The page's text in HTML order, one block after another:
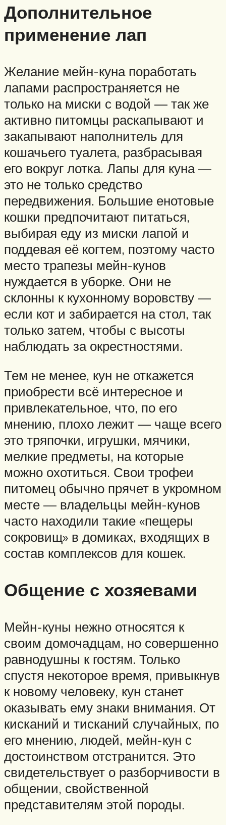
Дополнительное
применение лап
Желание мейн-куна поработать
лапами распространяется не
только на миски с водой — так же
активно питомцы раскапывают и
закапывают наполнитель для
кошачьего туалета, разбрасывая
его вокруг лотка. Лапы для куна —
это не только средство
передвижения. Большие енотовые
кошки предпочитают питаться,
выбирая еду из миски лапой и
поддевая её когтем, поэтому часто
место трапезы мейн-кунов
нуждается в уборке. Они не
склонны к кухонному воровству —
если кот и забирается на стол, так
только затем, чтобы с высоты
наблюдать за окрестностями.
Тем не менее, кун не откажется
приобрести всё интересное и
привлекательное, что, по его
мнению, плохо лежит — чаще всего
это тряпочки, игрушки, мячики,
мелкие предметы, на которые
можно охотиться. Свои трофеи
питомец обычно прячет в укромном
месте — владельцы мейн-кунов
часто находили такие «пещеры
сокровищ» в домиках, входящих в
состав комплексов для кошек.
Общение с хозяевами
Мейн-куны нежно относятся к
своим домочадцам, но совершенно
равнодушны к гостям. Только
спустя некоторое время, привыкнув
к новому человеку, кун станет
оказывать ему знаки внимания. От
кисканий и тисканий случайных, по
его мнению, людей, мейн-кун с
достоинством отстранится. Это
свидетельствует о разборчивости в
общении, свойственной
представителям этой породы.